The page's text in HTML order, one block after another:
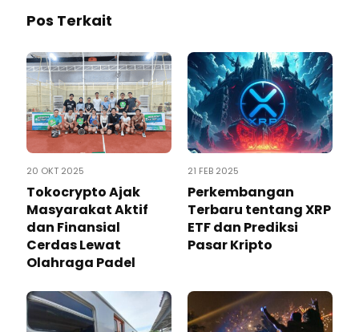
Pos Terkait
20 OKT 2025
Tokocrypto Ajak
Masyarakat Aktif
dan Finansial
Cerdas Lewat
Olahraga Padel
21 FEB 2025
Perkembangan
Terbaru tentang XRP
ETF dan Prediksi
Pasar Kripto